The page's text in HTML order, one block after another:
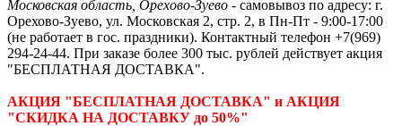
Московская область, Орехово-Зуево - самовывоз по адресу: г.
Орехово-Зуево, ул. Московская 2, стр. 2, в Пн-Пт - 9:00-17:00
(не работает в гос. праздники). Контактный телефон +7(969)
294-24-44. При заказе более 300 тыс. рублей действует акция
"БЕСПЛАТНАЯ ДОСТАВКА".
АКЦИЯ "БЕСПЛАТНАЯ ДОСТАВКА" и АКЦИЯ
"СКИДКА НА ДОСТАВКУ до 50%"